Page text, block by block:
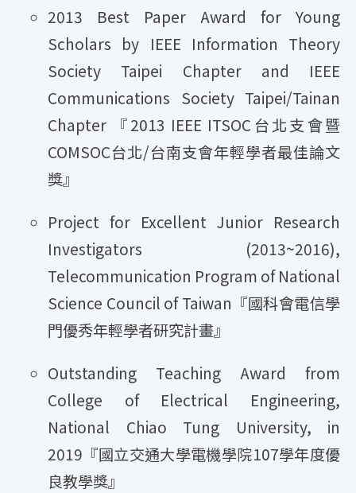
2013 Best Paper Award for Young
Scholars by IEEE Information Theory
Society Taipei Chapter and IEEE
Communications Society Taipei/Tainan
Chapter 『2013 IEEE ITSOC台北支會暨
COMSOC台北/台南支會年輕學者最佳論文
獎』
Project for Excellent Junior Research
Investigators (2013~2016),
Telecommunication Program of National
Science Council of Taiwan『國科會電信學
門優秀年輕學者研究計畫』
Outstanding Teaching Award from
College of Electrical Engineering,
National Chiao Tung University, in
2019『國立交通大學電機學院107學年度優
良教學獎』